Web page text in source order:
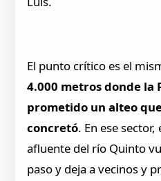
El punto crítico es el
4.000 metros donde la
prometido un alteo
concretó. En ese
afluente del río Quinto
paso y deja a vecinos y